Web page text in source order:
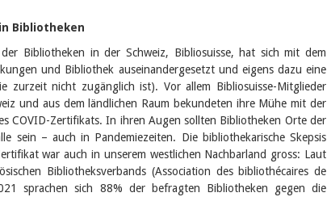
Bibliotheken
Bibliotheken in der Schweiz, Bibliosuisse, hat sich mit dem
und Bibliothek auseinandergesetzt und eigens dazu eine
zurzeit nicht zugänglich ist). Vor allem Bibliosuisse-Mitglieder
und aus dem ländlichen Raum bekundeten ihre Mühe mit der
COVID-Zertifikats. In ihren Augen sollten Bibliotheken Orte der
sein – auch in Pandemiezeiten. Die bibliothekarische Skepsis
war auch in unserem westlichen Nachbarland gross: Laut
Bibliotheksverbands (Association des bibliothécaires de
sprachen sich 88% der befragten Bibliotheken gegen die